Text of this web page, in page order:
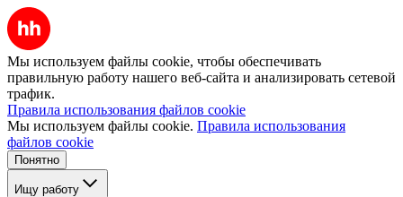
Мы используем файлы cookie, чтобы обеспечивать
правильную работу нашего веб-сайта и анализировать сетевой
трафик.
Правила использования файлов cookie
Мы используем файлы cookie. Правила использования
файлов cookie
Понятно
Ищу работу